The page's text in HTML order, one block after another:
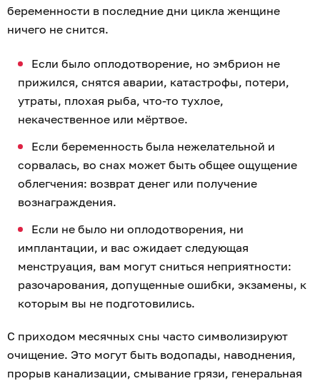
беременности в последние дни цикла женщине
ничего не снится.
Если было оплодотворение, но эмбрион не
прижился, снятся аварии, катастрофы, потери,
утраты, плохая рыба, что-то тухлое,
некачественное или мёртвое.
Если беременность была нежелательной и
сорвалась, во снах может быть общее ощущение
облегчения: возврат денег или получение
вознаграждения.
Если не было ни оплодотворения, ни
имплантации, и вас ожидает следующая
менструация, вам могут сниться неприятности:
разочарования, допущенные ошибки, экзамены, к
которым вы не подготовились.
С приходом месячных сны часто символизируют
очищение. Это могут быть водопады, наводнения,
прорыв канализации, смывание грязи, генеральная